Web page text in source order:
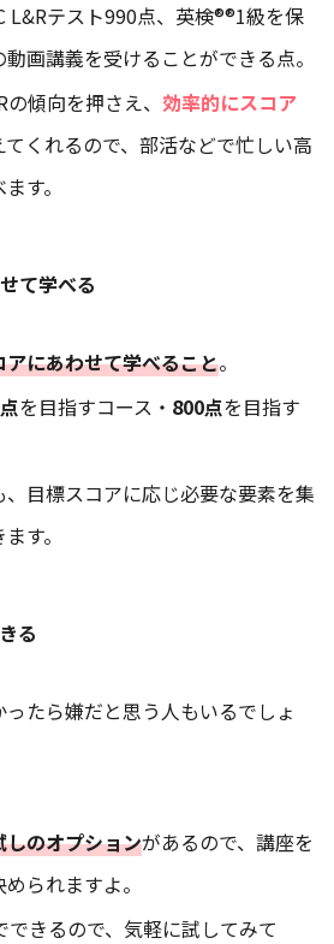
L&Rテスト990点、英検®®︎1級を保
動画講義を受けることができる点。
傾向を押さえ、 効率的にスコア
くれるので、部活などで忙しい高
す。
て学べる
アにあわせて学べること。
を目指すコース・ 800点を目指す
目標スコアに応じ必要な要素を集
す。
る
たら嫌だと思う人もいるでしょ
しのオプションがあるので、講座を
られますよ。
できるので、気軽に試してみて